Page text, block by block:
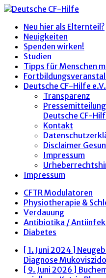
Neu hier als Elternteil?
Neuigkeiten
Spenden wirken!
Studien
Tipps für Menschen
Deutsche CF-Hilfe e.V.
Transparenz
Pressemitteilung
Deutsche CF-
Kontakt
Disclaimer
Impressum
Impressum
CFTR Modulatoren
Physiotherapie &
Verdauung
Antibiotika /
Diabetes
[ 1. Juni 2024 ]
Diagnose
[ 9. Juni 2026 ]